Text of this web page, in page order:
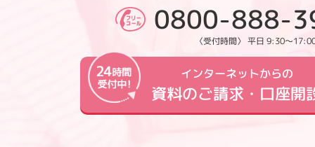
0800-888-
〈受付時間〉 平日 9:30～
インターネットからの
資料のご請求・口座開